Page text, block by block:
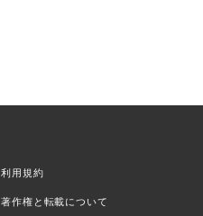
利用規約
著作権と転載について